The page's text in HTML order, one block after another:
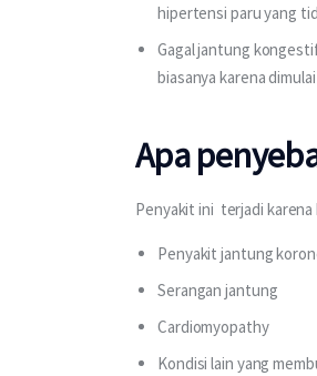
hipertensi paru yang
Gagal jantung
biasanya karena
Apa
Penyakit ini  terjadi
Penyakit jantung
Serangan jantung
Cardiomyopathy
Kondisi lain yang